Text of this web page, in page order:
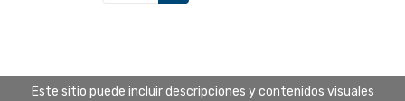
Este sitio puede incluir descripciones y contenidos visuales